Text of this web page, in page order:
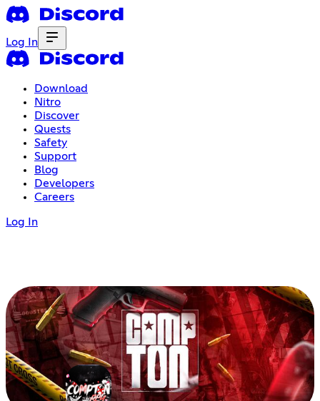
Log In
Download
Nitro
Discover
Quests
Safety
Support
Blog
Developers
Careers
Log In